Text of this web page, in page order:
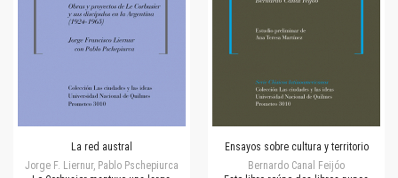
La red austral
Jorge F. Liernur, Pablo Pschepiurca
Ensayos sobre cultura y territorio
Bernardo Canal Feijóo